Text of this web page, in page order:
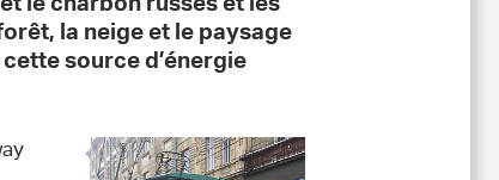
la neige et le paysage
source d’énergie